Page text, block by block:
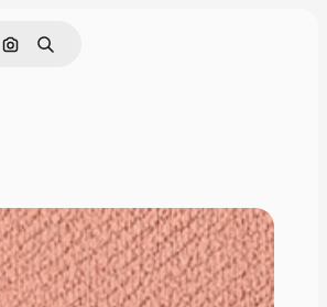
Nach Bild suchen
Suchen